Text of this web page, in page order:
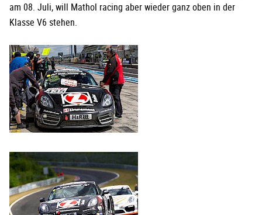
am 08. Juli, will Mathol racing aber wieder ganz oben in der
Klasse V6 stehen.